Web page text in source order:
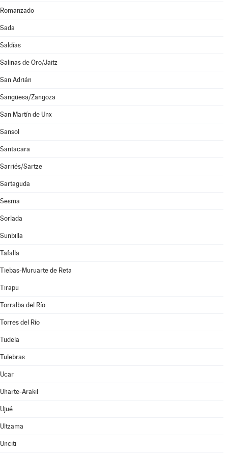
Romanzado
Sada
Saldías
Salinas de Oro/Jaitz
San Adrián
Sangüesa/Zangoza
San Martín de Unx
Sansol
Santacara
Sarriés/Sartze
Sartaguda
Sesma
Sorlada
Sunbilla
Tafalla
Tiebas-Muruarte de Reta
Tirapu
Torralba del Río
Torres del Río
Tudela
Tulebras
Ucar
Uharte-Arakil
Ujué
Ultzama
Unciti